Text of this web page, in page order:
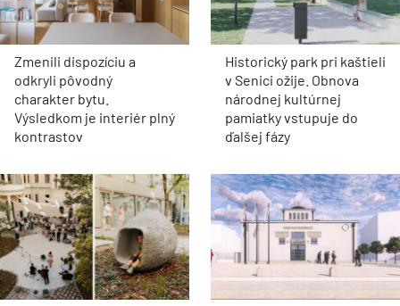
Zmenili dispozíciu a
odkryli pôvodný
charakter bytu.
Výsledkom je interiér plný
kontrastov
Historický park pri kaštieli
v Senici ožije. Obnova
národnej kultúrnej
pamiatky vstupuje do
ďalšej fázy